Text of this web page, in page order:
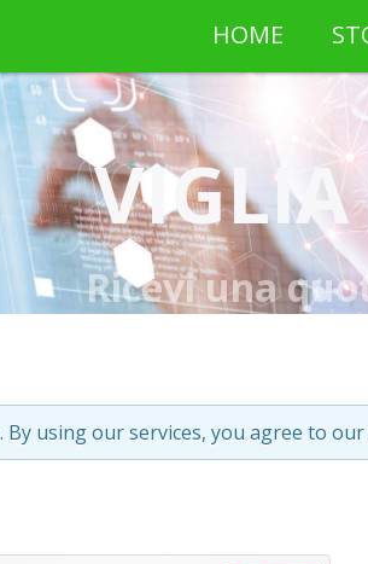
HOME
VIGLIA
Ricevi una
using our services, you agree to